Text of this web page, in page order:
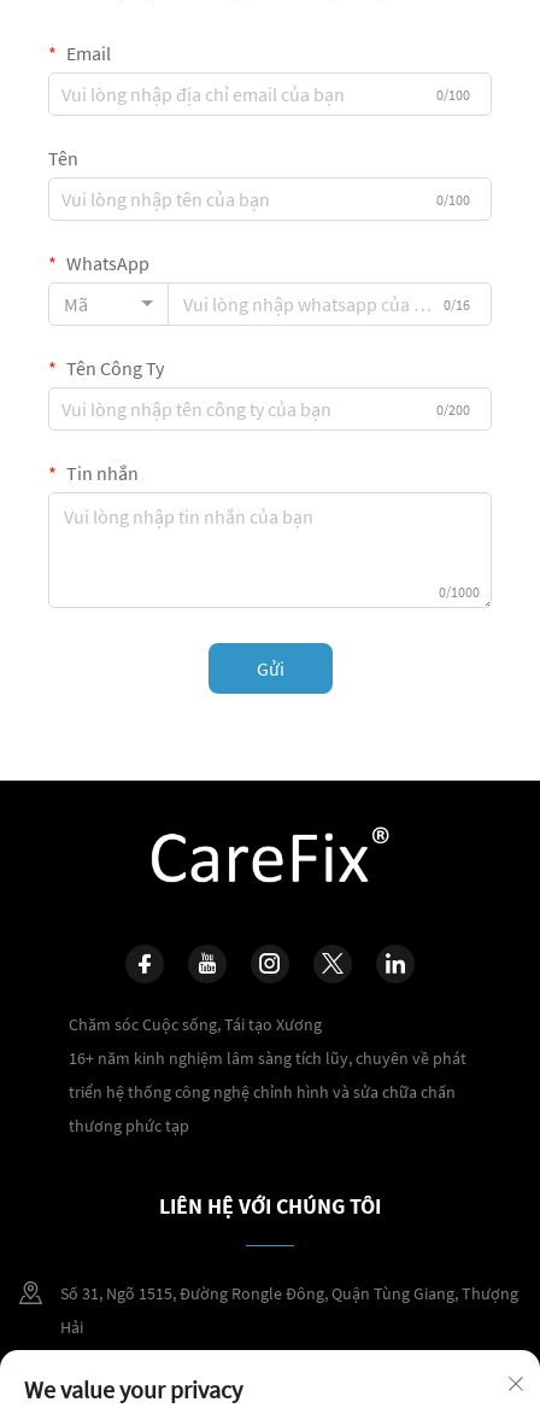
Email
0/100
Tên
0/100
WhatsApp
Mã
0/16
Tên Công Ty
0/200
Tin nhắn
0/1000
Gửi
Chăm sóc Cuộc sống, Tái tạo Xương
16+ năm kinh nghiệm lâm sàng tích lũy, chuyên về phát
triển hệ thống công nghệ chỉnh hình và sửa chữa chấn
thương phức tạp
LIÊN HỆ VỚI CHÚNG TÔI
Số 31, Ngõ 1515, Đường Rongle Đông, Quận Tùng Giang, Thượng
Hải
+86 400 098 2859
We value your privacy